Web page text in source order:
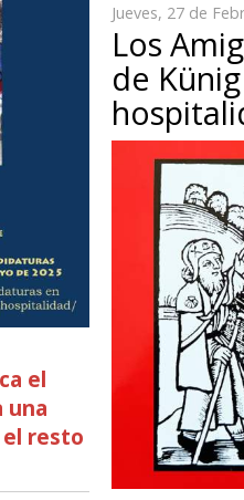
el
una
resto
Jueves, 27 de
Los
de